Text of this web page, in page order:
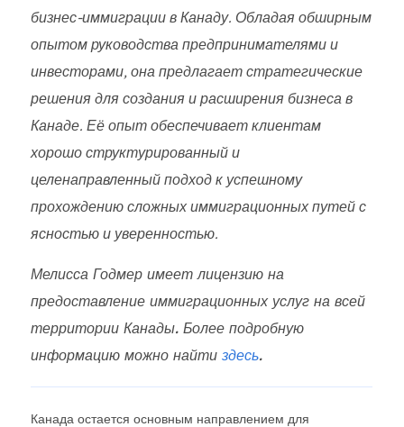
бизнес-иммиграции в Канаду. Обладая обширным
опытом руководства предпринимателями и
инвесторами, она предлагает стратегические
решения для создания и расширения бизнеса в
Канаде. Её опыт обеспечивает клиентам
хорошо структурированный и
целенаправленный подход к успешному
прохождению сложных иммиграционных путей с
ясностью и уверенностью.
Мелисса Годмер имеет лицензию на
предоставление иммиграционных услуг на всей
территории Канады. Более подробную
информацию можно найти здесь.
Канада остается основным направлением для